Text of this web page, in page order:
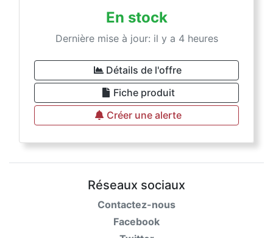
En stock
Dernière mise à jour: il y a 4 heures
Détails de l'offre
Fiche produit
Créer une alerte
Réseaux sociaux
Contactez-nous
Facebook